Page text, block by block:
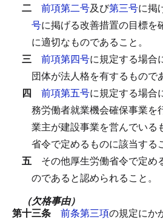
二 前項第二号及び第三号に掲
号に掲げる改善措置の目標を
に適切なものであること。
三 前項第四号に規定する場合
団体が法人格を有するもので
四 前項第五号に規定する場合
務労働者就業機会確保事業を
業主が建設事業を営んでいる
省令で定めるものに該当する
五 その他厚生労働省令で定め
のであると認められること。
（欠格事由）
第十三条 前条第三項の規定にか